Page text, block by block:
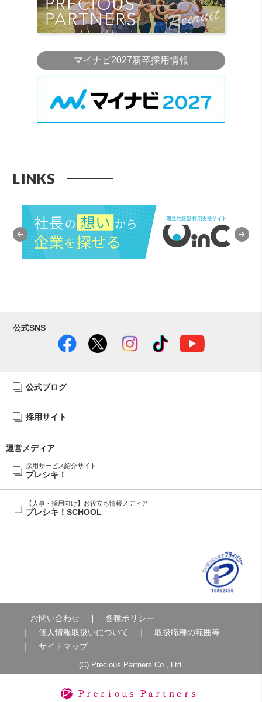
マイナビ2027新卒採用情報
LINKS
公式SNS
公式ブログ
採用サイト
運営メディア
採用サービス紹介サイト
プレシキ！
【人事・採用向け】お役立ち情報メディア
プレシキ！SCHOOL
お問い合わせ
各種ポリシー
個人情報取扱いについて
取扱職種の範囲等
サイトマップ
(C) Precious Partners Co., Ltd.